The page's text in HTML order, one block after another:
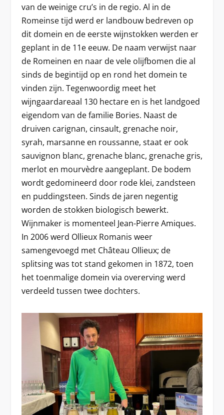
van de weinige cru’s in de regio. Al in de
Romeinse tijd werd er landbouw bedreven op
dit domein en de eerste wijnstokken werden er
geplant in de 11e eeuw. De naam verwijst naar
de Romeinen en naar de vele olijfbomen die al
sinds de begintijd op en rond het domein te
vinden zijn. Tegenwoordig meet het
wijngaardareaal 130 hectare en is het landgoed
eigendom van de familie Bories. Naast de
druiven carignan, cinsault, grenache noir,
syrah, marsanne en roussanne, staat er ook
sauvignon blanc, grenache blanc, grenache gris,
merlot en mourvèdre aangeplant. De bodem
wordt gedomineerd door rode klei, zandsteen
en puddingsteen. Sinds de jaren negentig
worden de stokken biologisch bewerkt.
Wijnmaker is momenteel Jean-Pierre Amiques.
In 2006 werd Ollieux Romanis weer
samengevoegd met Château Ollieux; de
splitsing was tot stand gekomen in 1872, toen
het toenmalige domein via overerving werd
verdeeld tussen twee dochters.